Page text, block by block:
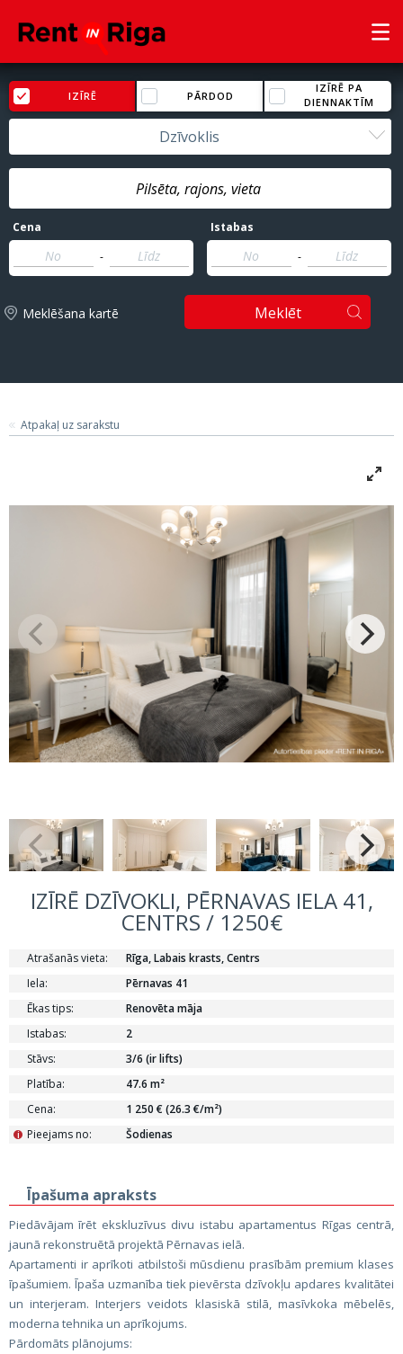
IZĪRĒ PĀRDOD
IZĪRĒ PA
DIENNAKTĪM
Dzīvoklis
Cena
-
Istabas
-
Meklēšana kartē Meklēt
Atpakaļ uz sarakstu
IZĪRĒ DZĪVOKLI, PĒRNAVAS IELA 41,
CENTRS / 1250€
Atrašanās vieta:
Rīga, Labais krasts, Centrs
Iela:
Pērnavas 41
Ēkas tips:
Renovēta māja
Istabas:
2
Stāvs:
3/6 (ir lifts)
Platība:
47.6 m²
Cena:
1 250 € (26.3 €/m²)
Pieejams no:
i Šodienas
Īpašuma apraksts
Piedāvājam īrēt ekskluzīvus divu istabu apartamentus Rīgas centrā,
jaunā rekonstruētā projektā Pērnavas ielā.
Apartamenti ir aprīkoti atbilstoši mūsdienu prasībām premium klases
īpašumiem. Īpaša uzmanība tiek pievērsta dzīvokļu apdares kvalitātei
un interjeram. Interjers veidots klasiskā stilā, masīvkoka mēbelēs,
moderna tehnika un aprīkojums.
Pārdomāts plānojums: